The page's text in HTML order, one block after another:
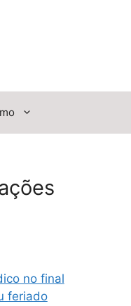
no final
feriado